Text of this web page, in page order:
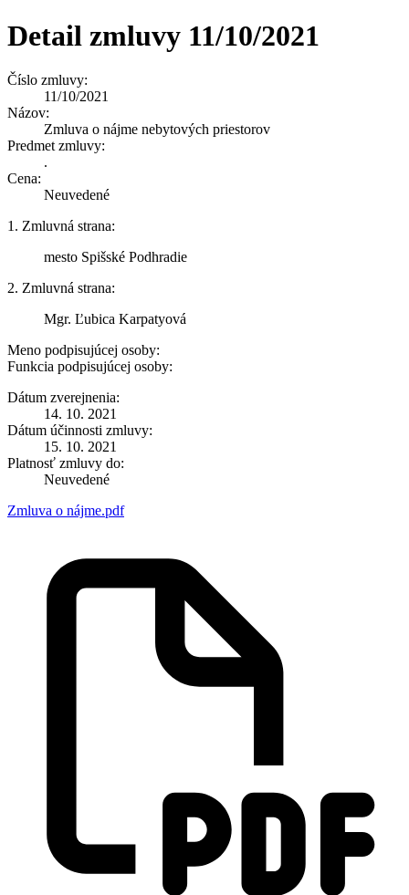
Detail zmluvy 11/10/2021
Číslo zmluvy:
11/10/2021
Názov:
Zmluva o nájme nebytových priestorov
Predmet zmluvy:
.
Cena:
Neuvedené
1. Zmluvná strana:
mesto Spišské Podhradie
2. Zmluvná strana:
Mgr. Ľubica Karpatyová
Meno podpisujúcej osoby:
Funkcia podpisujúcej osoby:
Dátum zverejnenia:
14. 10. 2021
Dátum účinnosti zmluvy:
15. 10. 2021
Platnosť zmluvy do:
Neuvedené
Zmluva o nájme.pdf